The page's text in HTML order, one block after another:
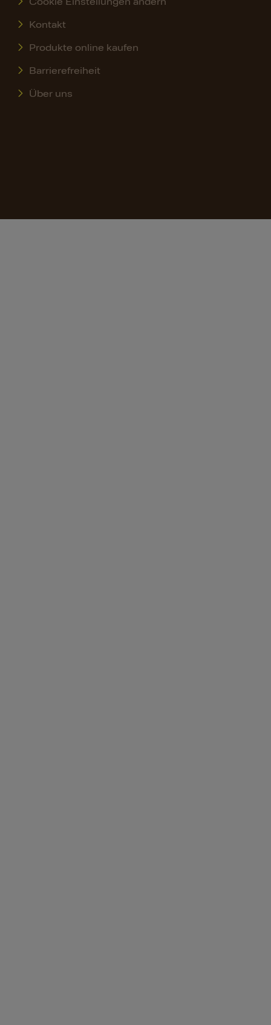
Kontakt
Produkte online kaufen
Barrierefreiheit
Über uns